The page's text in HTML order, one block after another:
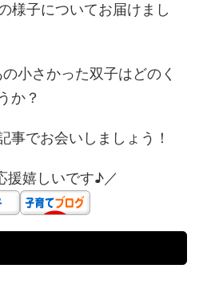
様子についてお届けまし
小さかった双子はどのく
か？
事でお会いしましょう！
援嬉しいです♪／